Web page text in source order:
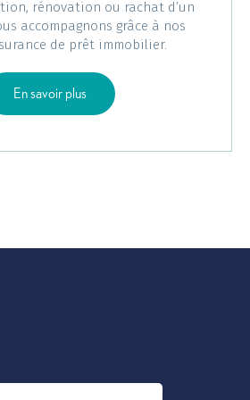
rénovation ou rachat d’un
accompagnons grâce à nos
de prêt immobilier.
En savoir plussur L'assurance emprunteur